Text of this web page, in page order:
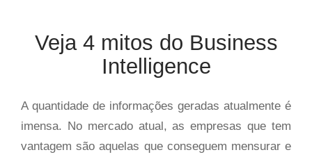
Veja 4 mitos do Business
Intelligence
A quantidade de informações geradas atualmente é
imensa. No mercado atual, as empresas que tem
vantagem são aquelas que conseguem mensurar e